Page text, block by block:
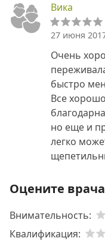
Вика
27 июня
Очень
быстро
Все
но еще и
легко
Оцените
Внимательность:
Квалификация: